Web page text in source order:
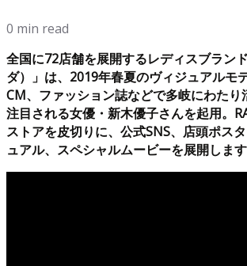
0 min read
全国に72店舗を展開するレディスブラン
ダ）」は、2019年春夏のヴィジュアルモ
CM、ファッション誌などで多岐にわたり
注目される女優・新木優子さんを起用。
ストアを皮切りに、公式SNS、店頭ポス
ュアル、スペシャルムービーを展開します